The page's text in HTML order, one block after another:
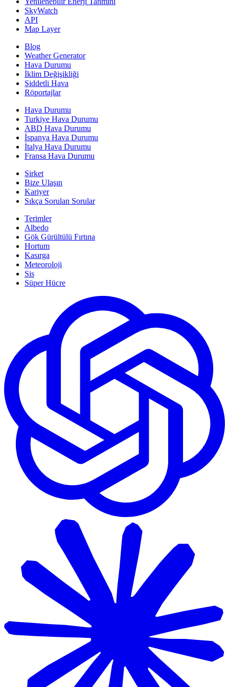
SkyWatch
API
Map Layer
Blog
Weather Generator
Hava Durumu
İklim Değişikliği
Şiddetli Hava
Röportajlar
Hava Durumu
Turkiye Hava Durumu
ABD Hava Durumu
İspanya Hava Durumu
İtalya Hava Durumu
Fransa Hava Durumu
Şirket
Bize Ulaşın
Kariyer
Sıkça Sorulan Sorular
Terimler
Albedo
Gök Gürültülü Fırtına
Hortum
Kasırga
Meteoroloji
Sis
Süper Hücre